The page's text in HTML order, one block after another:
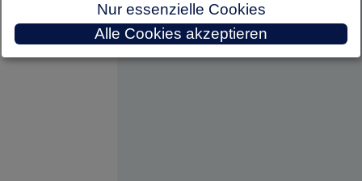
Nur essenzielle Cookies
Alle Cookies akzeptieren